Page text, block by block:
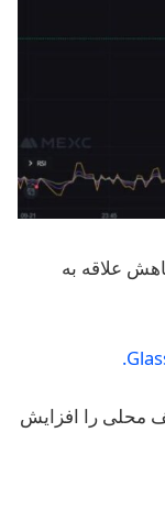
کاهش علاقه به
محلی را افزایش